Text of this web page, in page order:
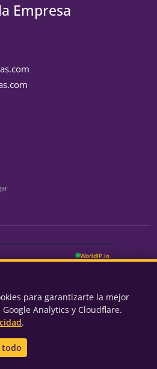
Empresa
Todos los derechos reservados.
por
para garantizarte la mejor
Analytics y Cloudflare.
.
todo
estamos cerrados
el horario comercial